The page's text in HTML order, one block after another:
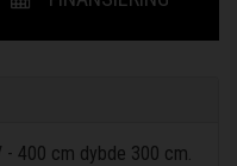
- 400 cm dybde 300 cm.